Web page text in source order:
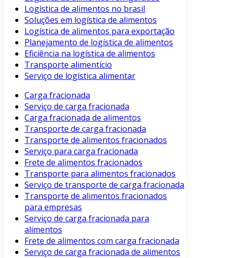
Logística de alimentos no brasil
Soluções em logística de alimentos
Logística de alimentos para exportação
Planejamento de logística de alimentos
Eficiência na logística de alimentos
Transporte alimentício
Serviço de logística alimentar
Carga fracionada
Serviço de carga fracionada
Carga fracionada de alimentos
Transporte de carga fracionada
Transporte de alimentos fracionados
Serviço para carga fracionada
Frete de alimentos fracionados
Transporte para alimentos fracionados
Serviço de transporte de carga fracionada
Transporte de alimentos fracionados
para empresas
Serviço de carga fracionada para
alimentos
Frete de alimentos com carga fracionada
Serviço de carga fracionada de alimentos